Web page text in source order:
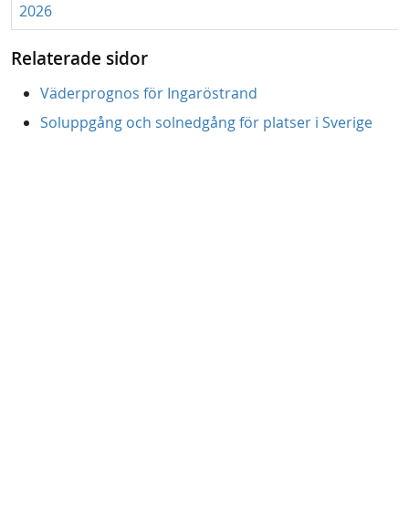
2026
Relaterade sidor
Väderprognos för Ingaröstrand
Soluppgång och solnedgång för platser i Sverige